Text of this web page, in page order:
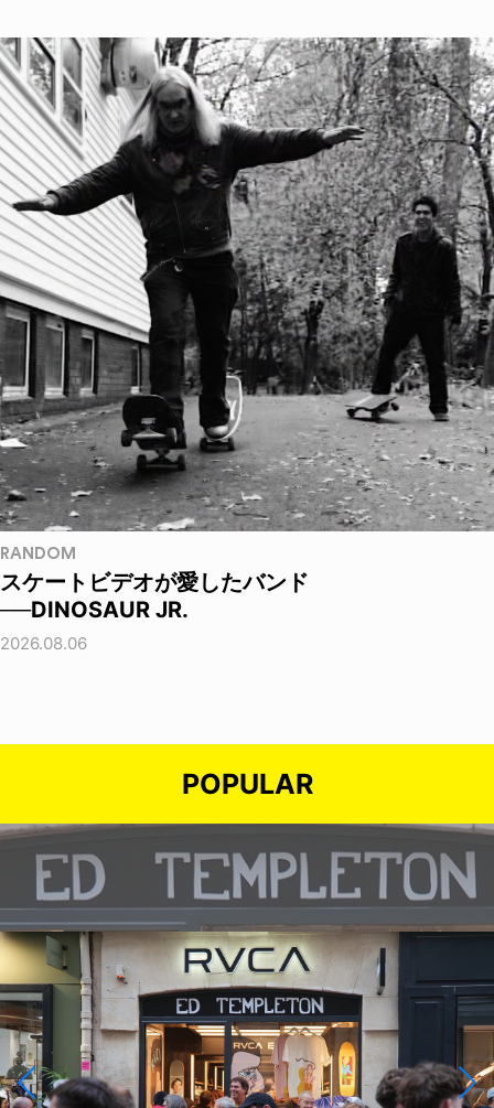
RANDOM
スケートビデオが愛したバンド
──DINOSAUR JR.
2026.08.06
POPULAR